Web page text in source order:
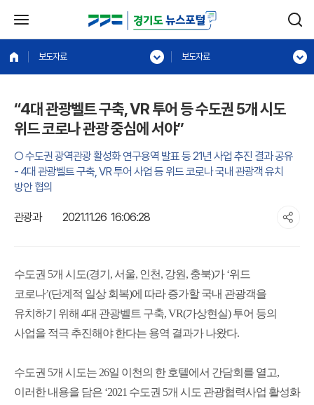
보도자료 보도자료
“4대 관광벨트 구축, VR 투어 등 수도권 5개 시도
위드 코로나 관광 중심에 서야”
○ 수도권 광역관광 활성화 연구용역 발표 등 21년 사업 추진 결과 공유
- 4대 관광벨트 구축, VR 투어 사업 등 위드 코로나 국내 관광객 유치
방안 협의
관광과 2021.11.26 16:06:28
수도권 5개 시도(경기, 서울, 인천, 강원, 충북)가 ‘위드
코로나’(단계적 일상 회복)에 따라 증가할 국내 관광객을
유치하기 위해 4대 관광벨트 구축, VR(가상현실) 투어 등의
사업을 적극 추진해야 한다는 용역 결과가 나왔다.
수도권 5개 시도는 26일 이천의 한 호텔에서 간담회를 열고,
이러한 내용을 담은 ‘2021 수도권 5개 시도 관광협력사업 활성화